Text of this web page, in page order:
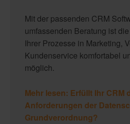
Mit der passenden CRM
umfassenden Beratung ist
Ihrer Prozesse in Marketing,
Kundenservice komfortabel
möglich.
Mehr lesen: Erfüllt Ihr CRM
Anforderungen der
Grundverordnung?